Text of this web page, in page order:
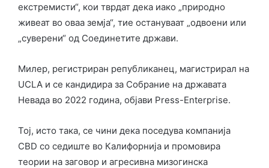
екстремисти“, кои тврдат дека иако „природно
живеат во оваа земја“, тие остануваат „одвоени или
„суверени“ од Соединетите држави.
Милер, регистриран републиканец, магистрирал на
UCLA и се кандидира за Собрание на државата
Невада во 2022 година, објави Press-Enterprise.
Тој, исто така, се чини дека поседува компанија
CBD со седиште во Калифорнија и промовира
теории на заговор и агресивна мизогинска